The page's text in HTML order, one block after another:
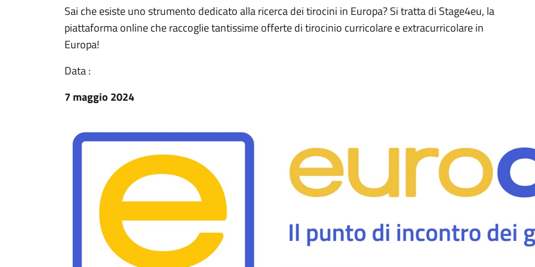
Sai che esiste uno strumento dedicato alla ricerca dei tirocini in Europa? Si tratta di Stage4eu, la
piattaforma online che raccoglie tantissime offerte di tirocinio curricolare e extracurricolare in
Europa!
Data :
7 maggio 2024